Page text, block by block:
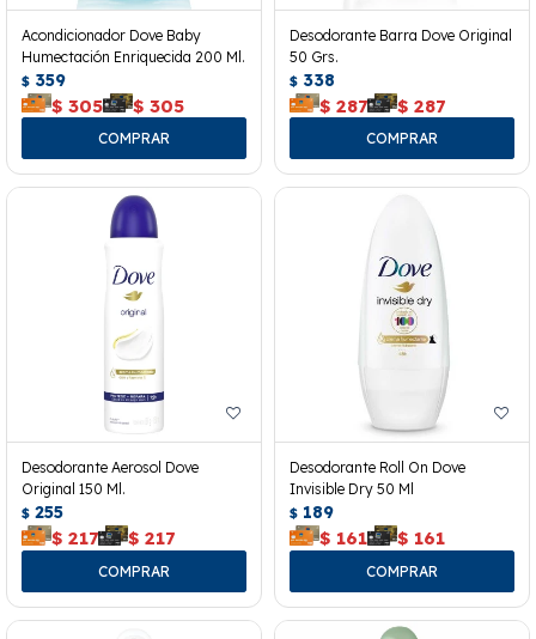
Acondicionador Dove Baby
Humectación Enriquecida 200 Ml.
$ 359
$ 305 $ 305
Desodorante Barra Dove Original
50 Grs.
$ 338
$ 287 $ 287
Desodorante Aerosol Dove
Original 150 Ml.
$ 255
$ 217 $ 217
Desodorante Roll On Dove
Invisible Dry 50 Ml
$ 189
$ 161 $ 161